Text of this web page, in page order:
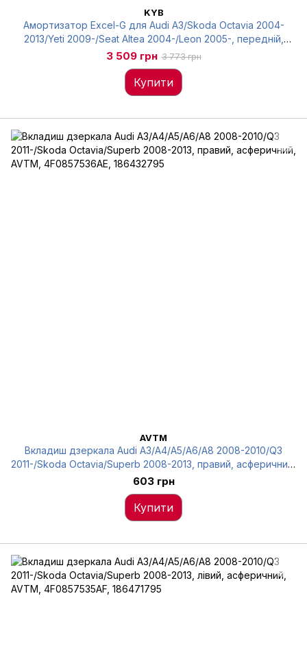
KYB
Амортизатор Excel-G для Audi A3/Skoda Octavia 2004-
2013/Yeti 2009-/Seat Altea 2004-/Leon 2005-, передній,
Kayaba, 334834
3 509 грн 3 773 грн
Купити
AVTM
Вкладиш дзеркала Audi A3/A4/A5/A6/A8 2008-2010/Q3
2011-/Skoda Octavia/Superb 2008-2013, правий, асферичний,
AVTM, 4F0857536AE, 186432795
603 грн
Купити